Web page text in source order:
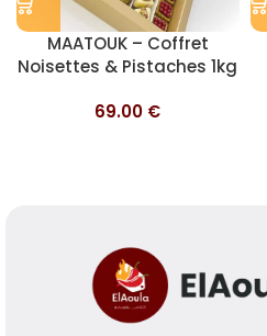
MAATOUK – Coffret
Noisettes & Pistaches 1kg
69.00 €